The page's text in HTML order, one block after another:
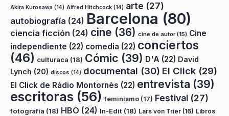
Akira Kurosawa (14) Alfred Hitchcock (14) arte (27)
autobiografía (24) Barcelona (80)
ciencia ficción (24) cine (36) cine de autor(15) Cine
independiente (22) comedia (22) conciertos
(46) culturaca (18) Cómic (39) D'A (22) David
Lynch (20) discos (14) documental (30) El Click (29)
El Click de Ràdio Montornès (22) entrevista (39)
escritoras (56) feminismo (17) Festival (27)
fotografía (18) HBO (24) In-Edit (18) Lars von Trier (16) Libros